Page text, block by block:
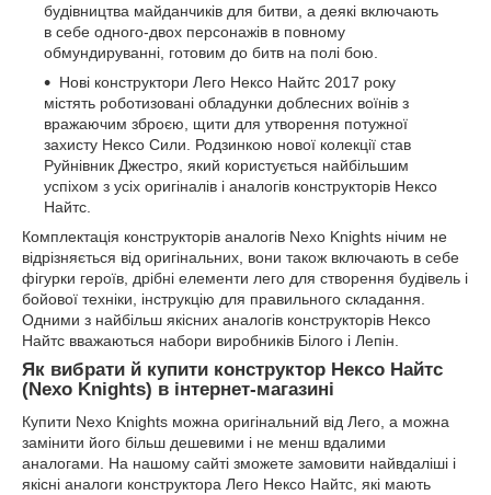
будівництва майданчиків для битви, а деякі включають
в себе одного-двох персонажів в повному
обмундируванні, готовим до битв на полі бою.
Нові конструктори Лего Нексо Найтс 2017 року
містять роботизовані обладунки доблесних воїнів з
вражаючим зброєю, щити для утворення потужної
захисту Нексо Сили. Родзинкою нової колекції став
Руйнівник Джестро, який користується найбільшим
успіхом з усіх оригіналів і аналогів конструкторів Нексо
Найтс.
Комплектація конструкторів аналогів Nexo Knights нічим не
відрізняється від оригінальних, вони також включають в себе
фігурки героїв, дрібні елементи лего для створення будівель і
бойової техніки, інструкцію для правильного складання.
Одними з найбільш якісних аналогів конструкторів Нексо
Найтс вважаються набори виробників Білого і Лепін.
Як вибрати й купити конструктор Нексо Найтс
(Nexo Knights) в інтернет-магазині
Купити Nexo Knights можна оригінальний від Лего, а можна
замінити його більш дешевими і не менш вдалими
аналогами. На нашому сайті зможете замовити найвдаліші і
якісні аналоги конструктора Лего Нексо Найтс, які мають